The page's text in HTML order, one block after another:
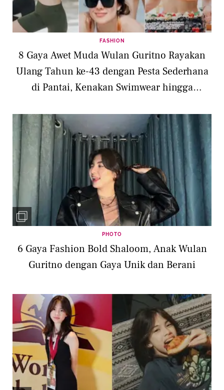
FASHION
8 Gaya Awet Muda Wulan Guritno Rayakan
Ulang Tahun ke-43 dengan Pesta Sederhana
di Pantai, Kenakan Swimwear hingga
PHOTO
6 Gaya Fashion Bold Shaloom, Anak Wulan
Guritno dengan Gaya Unik dan Berani